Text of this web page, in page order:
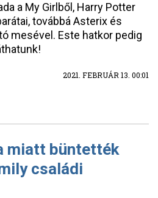
a My Girlből, Harry Potter
továbbá Asterix és
mesével. Este hatkor pedig
2021. FEBRUÁR 13. 00:01
miatt büntették
családi